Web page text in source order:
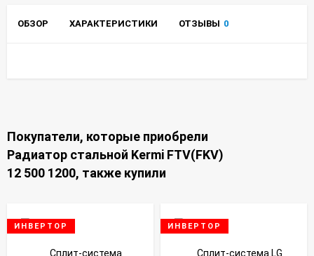
ОБЗОР ХАРАКТЕРИСТИКИ ОТЗЫВЫ 0
Покупатели, которые приобрели
Радиатор стальной Kermi FTV(FKV)
12 500 1200, также купили
ИНВЕРТОР ИНВЕРТОР